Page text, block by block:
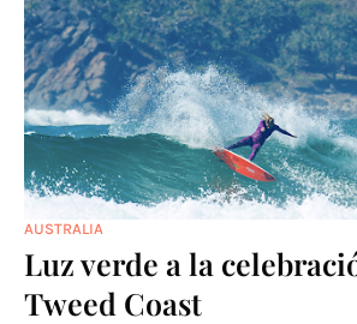
AUSTRALIA
Luz verde a la
Tweed Coast